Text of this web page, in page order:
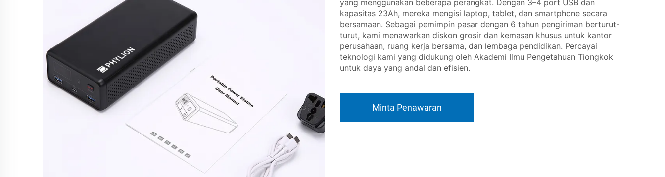
yang menggunakan beberapa perangkat. Dengan 3–4 port USB dan
kapasitas 23Ah, mereka mengisi laptop, tablet, dan smartphone secara
bersamaan. Sebagai pemimpin pasar dengan 6 tahun pengiriman berturut-
turut, kami menawarkan diskon grosir dan kemasan khusus untuk kantor
perusahaan, ruang kerja bersama, dan lembaga pendidikan. Percayai
teknologi kami yang didukung oleh Akademi Ilmu Pengetahuan Tiongkok
untuk daya yang andal dan efisien.
Minta Penawaran